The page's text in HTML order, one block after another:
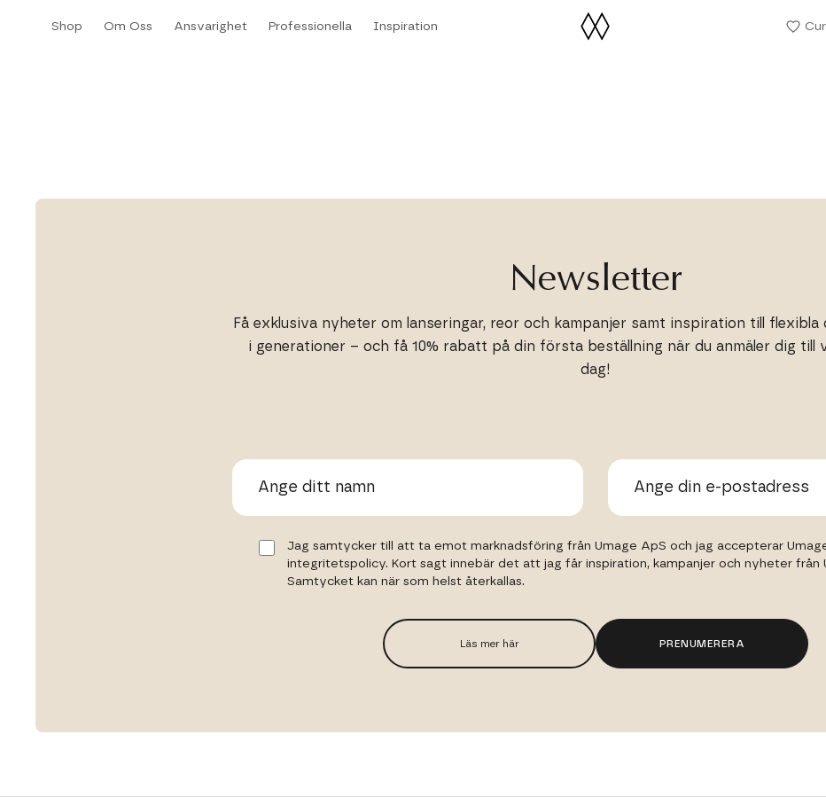
Shop
Om Oss
Ansvarighet
Professionella
Inspiration
Newsletter
Få exklusiva nyheter om lanseringar, reor och kampanjer samt inspiration till flexibla
i generationer – och få 10% rabatt på din första beställning när du anmäler dig till
dag!
Jag samtycker till att ta emot marknadsföring från Umage ApS och jag accepterar
integritetspolicy. Kort sagt innebär det att jag får inspiration, kampanjer och nyheter från
Samtycket kan när som helst återkallas.
Läs mer här PRENUMERERA